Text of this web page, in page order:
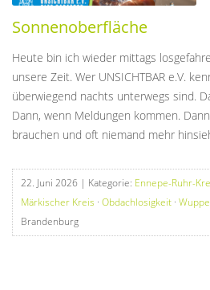
Sonnenoberfläche
Heute bin ich wieder mittags
unsere Zeit. Wer UNSICHTBAR e.V.
überwiegend nachts unterwegs sind.
Dann, wenn Meldungen kommen.
brauchen und oft niemand mehr
22. Juni 2026 | Kategorie: Ennepe-Ruhr-
Märkischer Kreis · Obdachlosigkeit ·
Brandenburg